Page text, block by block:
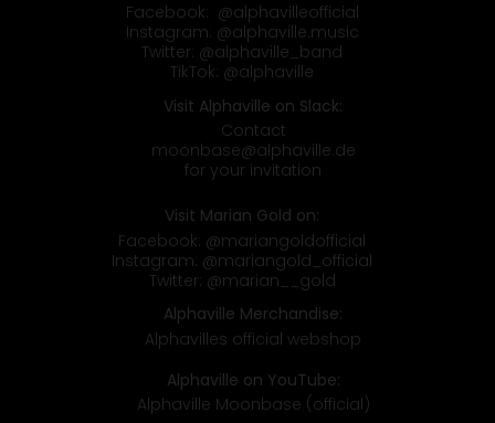
Facebook: @alphavilleofficial
Instagram: @alphaville.music
Twitter: @alphaville_band
TikTok: @alphaville
Visit Alphaville on Slack:
Contact
moonbase@alphaville.de
for your invitation
Visit Marian Gold on:
Facebook: @mariangoldofficial
Instagram: @mariangold_official
Twitter: @marian__gold
Alphaville Merchandise:
Alphavilles official webshop
Alphaville on YouTube:
Alphaville Moonbase (official)